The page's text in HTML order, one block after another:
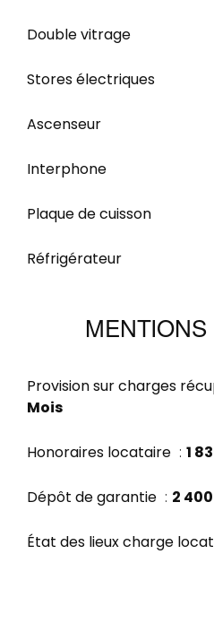
Double vitrage
Stores électriques
Ascenseur
Interphone
Plaque de cuisson
Réfrigérateur
MENTIONS
Provision sur charges
Mois
Honoraires locataire 1
Dépôt de garantie 2
État des lieux charge